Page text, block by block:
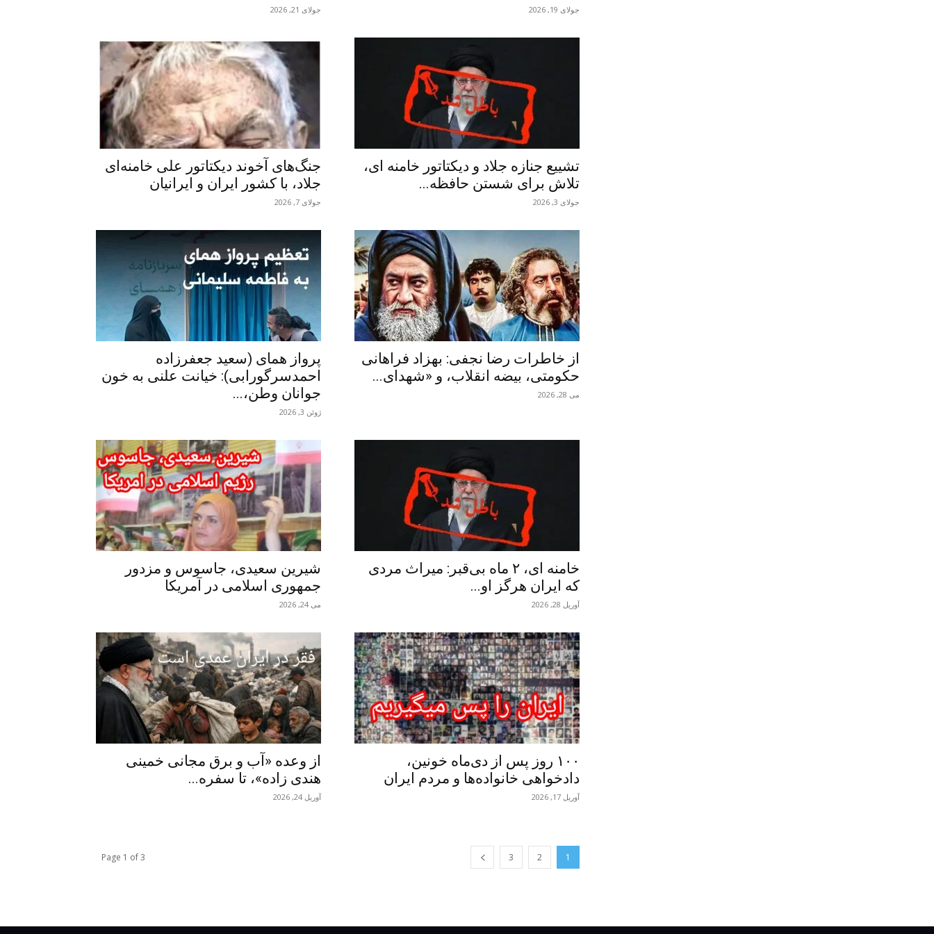
جولای 21, 2026 جولای 19, 2026
جنگ‌های آخوند دیکتاتور علی خامنه‌ای
جلاد، با کشور ایران و ایرانیان
جولای 7, 2026
تشییع جنازه جلاد و دیکتاتور خامنه ای،
تلاش برای شستن حافظه...
جولای 3, 2026
پرواز همای (سعید جعفرزاده
احمدسرگورابی): خیانت علنی به خون
جوانان وطن،...
ژوئن 3, 2026
از خاطرات رضا نجفی: بهزاد فراهانی
حکومتی، بیضه انقلاب، و «شهدای...
می 28, 2026
شیرین سعیدی، جاسوس و مزدور
جمهوری اسلامی در آمریکا
می 24, 2026
خامنه ای، ۲ ماه بی‌قبر: میراث مردی
که ایران هرگز او...
آوریل 28, 2026
از وعده «آب و برق مجانی خمینی
هندی زاده»، تا سفره...
آوریل 24, 2026
۱۰۰ روز پس از دی‌ماه خونین،
دادخواهی خانواده‌ها و مردم ایران
آوریل 17, 2026
1
2
3
Page 1 of 3